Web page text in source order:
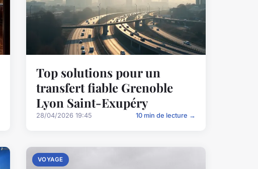
Top solutions pour un
transfert fiable Grenoble
Lyon Saint-Exupéry
28/04/2026 19:45 10 min de lecture →
VOYAGE